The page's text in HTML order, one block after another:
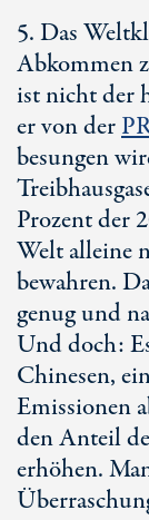
5. Das
Abkommen
ist nicht der
er von der
besungen
Prozent der
Welt alleine
bewahren.
genug und
Und doch:
Chinesen,
Emissionen
den Anteil
erhöhen.